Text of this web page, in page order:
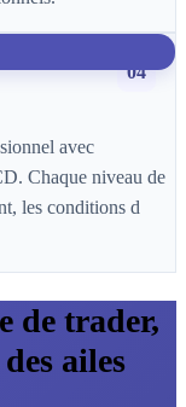
04
avec
Chaque niveau de
les conditions d
de trader,
ailes